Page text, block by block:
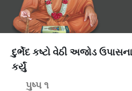
દુર્ભેદ કષ્ટો વેઠી અજોડ
કર્યું
પુષ્પ ૧